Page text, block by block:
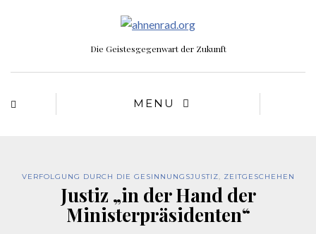
Die Geistesgegenwart der Zukunft
MENU
VERFOLGUNG DURCH DIE GESINNUNGSJUSTIZ, ZEITGESCHEHEN
Justiz „in der Hand der
Ministerpräsidenten“